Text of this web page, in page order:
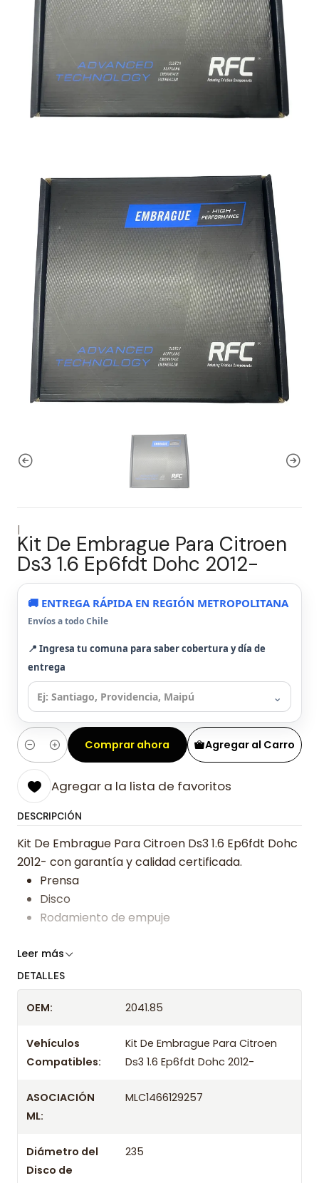
|
Kit De Embrague Para Citroen
Ds3 1.6 Ep6fdt Dohc 2012-
🚚 ENTREGA RÁPIDA EN REGIÓN METROPOLITANA
Envíos a todo Chile
📍 Ingresa tu comuna para saber cobertura y día de
entrega
⌄
Cantidad
Agregar al Carro
Comprar ahora
Agregar a la lista de favoritos
DESCRIPCIÓN
Kit De Embrague Para Citroen Ds3 1.6 Ep6fdt Dohc
2012- con garantía y calidad certificada.
Prensa
Disco
Rodamiento de empuje
Somos especialistas en embragues desde 2019,
tienda previo correo de confirmación.
Leer más
DETALLES
OEM: 2041.85
Vehículos
Compatibles:
Kit De Embrague Para Citroen
Ds3 1.6 Ep6fdt Dohc 2012-
ASOCIACIÓN
ML:
MLC1466129257
Diámetro del
Disco de
235